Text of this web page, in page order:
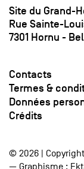
Site du Grand-
Rue Sainte-
7301 Hornu -
Contacts
Termes &
Données
Crédits
© 2026 |
— Graphisme :